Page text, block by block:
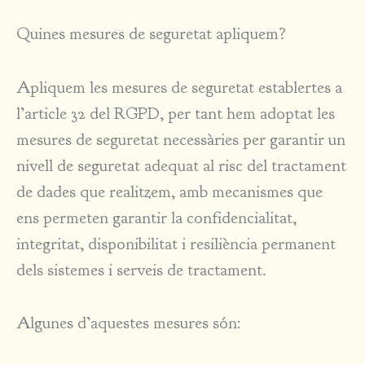
Quines mesures de seguretat apliquem?
Apliquem les mesures de seguretat establertes a
l’article 32 del RGPD, per tant hem adoptat les
mesures de seguretat necessàries per garantir un
nivell de seguretat adequat al risc del tractament
de dades que realitzem, amb mecanismes que
ens permeten garantir la confidencialitat,
integritat, disponibilitat i resiliència permanent
dels sistemes i serveis de tractament.
Algunes d’aquestes mesures són: